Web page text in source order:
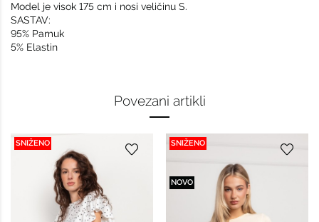
Model je visok 175 cm i nosi veličinu S.
SASTAV:
95% Pamuk
5% Elastin
Povezani artikli
SNIŽENO SNIŽENO
NOVO